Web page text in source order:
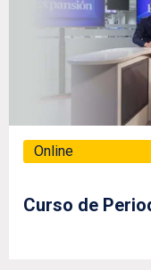
Online
Curso de